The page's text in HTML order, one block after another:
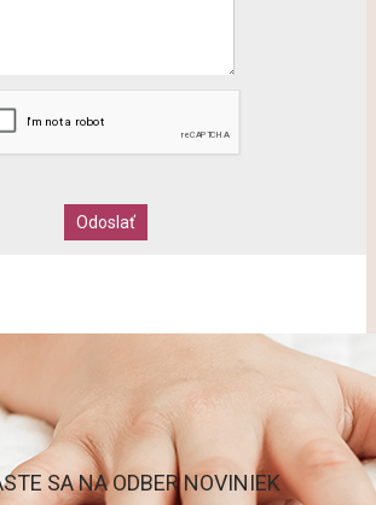
SA NA ODBER NOVINIEK